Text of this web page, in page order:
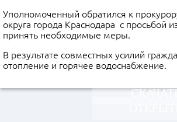
Уполномоченный обратился к
округа города Краснодара с просьбой
принять необходимые меры.
В результате совместных усилий
отопление и горячее водоснабжение.